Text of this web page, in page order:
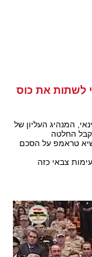
לשתות את כוס
המנהיג העליון של
החלטה
טראמפ על הסכם
צבאי כזה